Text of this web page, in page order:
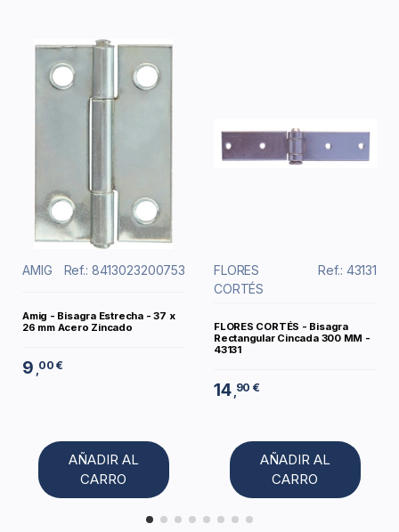
AMIG Ref.: 8413023200753
Amig - Bisagra Estrecha - 37 x
26 mm Acero Zincado
9 ,00 €
AÑADIR AL
CARRO
FLORES
CORTÉS
Ref.: 43131
FLORES CORTÉS - Bisagra
Rectangular Cincada 300 MM -
43131
14 90 €
AÑADIR AL
CARRO